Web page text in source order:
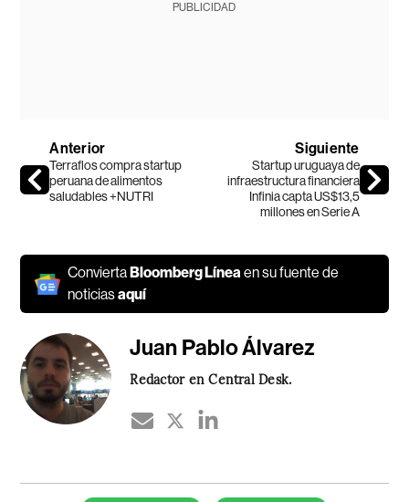
PUBLICIDAD
Anterior
Terraflos compra startup
peruana de alimentos
saludables +NUTRI
Siguiente
Startup uruguaya de
infraestructura financiera
Infinia capta US$13,5
millones en Serie A
ConviertaBloomberg Líneaen su fuente de
noticiasaquí
Juan Pablo Álvarez
Redactor en Central Desk.